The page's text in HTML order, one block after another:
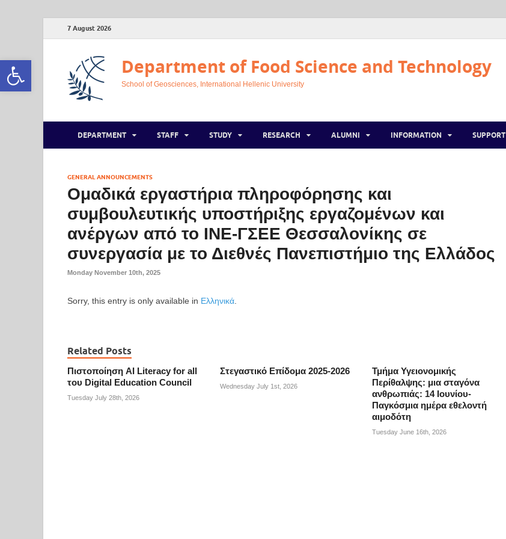
Open toolbar
7 August 2026
Department of Food Science and Technology
School of Geosciences, International Hellenic University
DEPARTMENT STAFF STUDY RESEARCH ALUMNI INFORMATION SUPPORT
GENERAL ANNOUNCEMENTS
Ομαδικά εργαστήρια πληροφόρησης και
συμβουλευτικής υποστήριξης εργαζομένων και
ανέργων από το ΙΝΕ-ΓΣΕΕ Θεσσαλονίκης σε
συνεργασία με το Διεθνές Πανεπιστήμιο της Ελλάδος
Monday November 10th, 2025
Sorry, this entry is only available in Ελληνικά
Related Posts
Πιστοποίηση AI Literacy for all
του Digital Education Council
Tuesday July 28th, 2026
Στεγαστικό Επίδομα 2025-2026
Wednesday July 1st, 2026
Τμήμα Υγειονομικής
Περίθαλψης: μια σταγόνα
ανθρωπιάς: 14 Ιουνίου-
Παγκόσμια ημέρα εθελοντή
αιμοδότη
Tuesday June 16th, 2026